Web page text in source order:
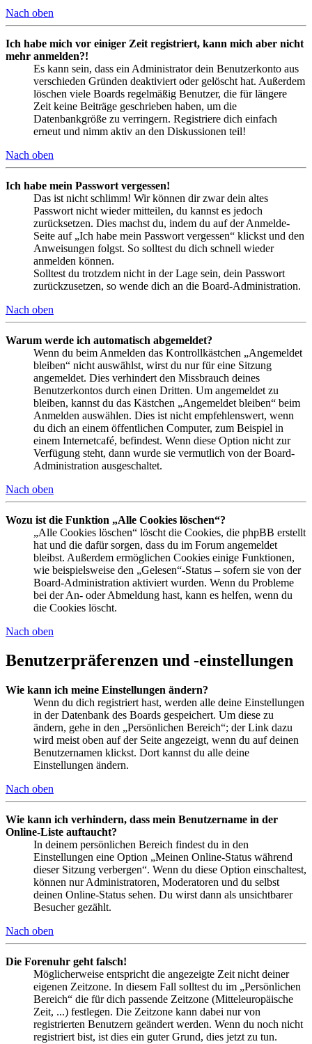
Nach oben
Ich habe mich vor einiger Zeit registriert, kann mich aber nicht
mehr anmelden?!
Es kann sein, dass ein Administrator dein Benutzerkonto aus
verschieden Gründen deaktiviert oder gelöscht hat. Außerdem
löschen viele Boards regelmäßig Benutzer, die für längere
Zeit keine Beiträge geschrieben haben, um die
Datenbankgröße zu verringern. Registriere dich einfach
erneut und nimm aktiv an den Diskussionen teil!
Nach oben
Ich habe mein Passwort vergessen!
Das ist nicht schlimm! Wir können dir zwar dein altes
Passwort nicht wieder mitteilen, du kannst es jedoch
zurücksetzen. Dies machst du, indem du auf der Anmelde-
Seite auf „Ich habe mein Passwort vergessen“ klickst und den
Anweisungen folgst. So solltest du dich schnell wieder
anmelden können.
Solltest du trotzdem nicht in der Lage sein, dein Passwort
zurückzusetzen, so wende dich an die Board-Administration.
Nach oben
Warum werde ich automatisch abgemeldet?
Wenn du beim Anmelden das Kontrollkästchen „Angemeldet
bleiben“ nicht auswählst, wirst du nur für eine Sitzung
angemeldet. Dies verhindert den Missbrauch deines
Benutzerkontos durch einen Dritten. Um angemeldet zu
bleiben, kannst du das Kästchen „Angemeldet bleiben“ beim
Anmelden auswählen. Dies ist nicht empfehlenswert, wenn
du dich an einem öffentlichen Computer, zum Beispiel in
einem Internetcafé, befindest. Wenn diese Option nicht zur
Verfügung steht, dann wurde sie vermutlich von der Board-
Administration ausgeschaltet.
Nach oben
Wozu ist die Funktion „Alle Cookies löschen“?
„Alle Cookies löschen“ löscht die Cookies, die phpBB erstellt
hat und die dafür sorgen, dass du im Forum angemeldet
bleibst. Außerdem ermöglichen Cookies einige Funktionen,
wie beispielsweise den „Gelesen“-Status – sofern sie von der
Board-Administration aktiviert wurden. Wenn du Probleme
bei der An- oder Abmeldung hast, kann es helfen, wenn du
die Cookies löscht.
Nach oben
Benutzerpräferenzen und -einstellungen
Wie kann ich meine Einstellungen ändern?
Wenn du dich registriert hast, werden alle deine Einstellungen
in der Datenbank des Boards gespeichert. Um diese zu
ändern, gehe in den „Persönlichen Bereich“; der Link dazu
wird meist oben auf der Seite angezeigt, wenn du auf deinen
Benutzernamen klickst. Dort kannst du alle deine
Einstellungen ändern.
Nach oben
Wie kann ich verhindern, dass mein Benutzername in der
Online-Liste auftaucht?
In deinem persönlichen Bereich findest du in den
Einstellungen eine Option „Meinen Online-Status während
dieser Sitzung verbergen“. Wenn du diese Option einschaltest,
können nur Administratoren, Moderatoren und du selbst
deinen Online-Status sehen. Du wirst dann als unsichtbarer
Besucher gezählt.
Nach oben
Die Forenuhr geht falsch!
Möglicherweise entspricht die angezeigte Zeit nicht deiner
eigenen Zeitzone. In diesem Fall solltest du im „Persönlichen
Bereich“ die für dich passende Zeitzone (Mitteleuropäische
Zeit, ...) festlegen. Die Zeitzone kann dabei nur von
registrierten Benutzern geändert werden. Wenn du noch nicht
registriert bist, ist dies ein guter Grund, dies jetzt zu tun.